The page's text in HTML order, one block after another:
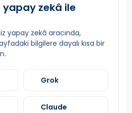
yapay zekâ ile
yapay zekâ aracında,
bilgilere dayalı kısa bir
Grok
Claude